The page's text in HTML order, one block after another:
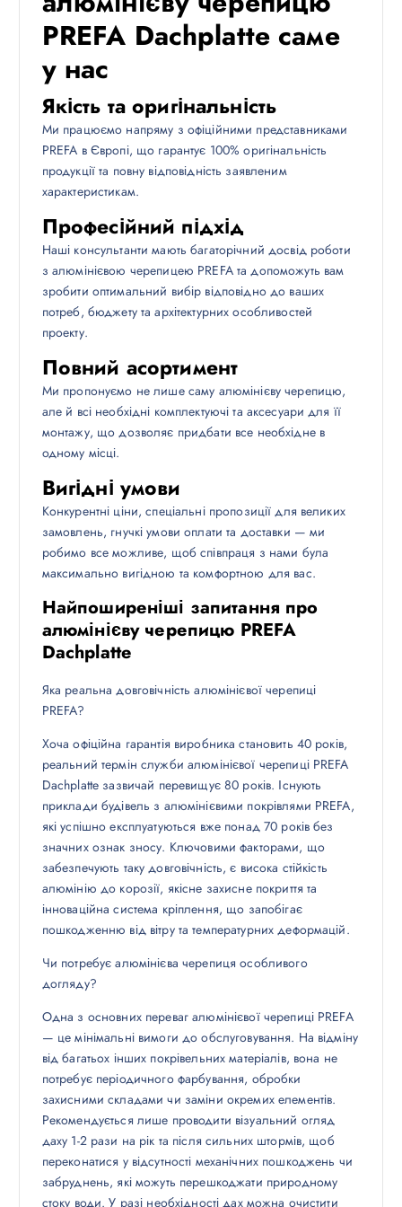
PREFA Dachplatte саме
у нас
Якість та оригінальність
Ми працюємо напряму з офіційними представниками
PREFA в Європі, що гарантує 100% оригінальність
продукції та повну відповідність заявленим
характеристикам.
Професійний підхід
Наші консультанти мають багаторічний досвід роботи
з алюмінієвою черепицею PREFA та допоможуть вам
зробити оптимальний вибір відповідно до ваших
потреб, бюджету та архітектурних особливостей
проекту.
Повний асортимент
Ми пропонуємо не лише саму алюмінієву черепицю,
але й всі необхідні комплектуючі та аксесуари для її
монтажу, що дозволяє придбати все необхідне в
одному місці.
Вигідні умови
Конкурентні ціни, спеціальні пропозиції для великих
замовлень, гнучкі умови оплати та доставки — ми
робимо все можливе, щоб співпраця з нами була
максимально вигідною та комфортною для вас.
Найпоширеніші запитання про
алюмінієву черепицю PREFA
Dachplatte
Яка реальна довговічність алюмінієвої черепиці
PREFA?
Хоча офіційна гарантія виробника становить 40 років,
реальний термін служби алюмінієвої черепиці PREFA
Dachplatte зазвичай перевищує 80 років. Існують
приклади будівель з алюмінієвими покрівлями PREFA,
які успішно експлуатуються вже понад 70 років без
значних ознак зносу. Ключовими факторами, що
забезпечують таку довговічність, є висока стійкість
алюмінію до корозії, якісне захисне покриття та
інноваційна система кріплення, що запобігає
пошкодженню від вітру та температурних деформацій.
Чи потребує алюмінієва черепиця особливого
догляду?
Одна з основних переваг алюмінієвої черепиці PREFA
— це мінімальні вимоги до обслуговування. На відміну
від багатьох інших покрівельних матеріалів, вона не
потребує періодичного фарбування, обробки
захисними складами чи заміни окремих елементів.
Рекомендується лише проводити візуальний огляд
даху 1-2 рази на рік та після сильних штормів, щоб
переконатися у відсутності механічних пошкоджень чи
забруднень, які можуть перешкоджати природному
стоку води. У разі необхідності дах можна очистити